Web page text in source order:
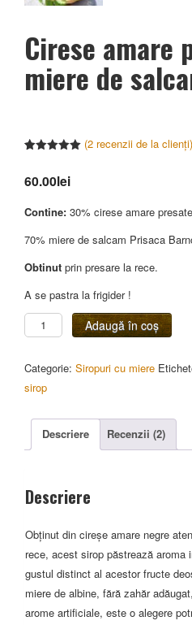
Cirese amare
miere de
pe baza a
(2 recenzii de la clienți)
60.00lei
Contine: 30% cirese amare
70% miere de salcam Prisaca
Obtinut prin presare la rece.
A se pastra la frigider !
Cantitate
Cirese
presate
miere
Adaugă în coș
Categorie: Siropuri cu miere
sirop
Descriere Recenzii (2)
Descriere
Obținut din cireșe amare negre
rece, acest sirop păstrează aroma
gustul distinct al acestor fructe
miere de albine, fără zahăr
arome artificiale, este o alegere